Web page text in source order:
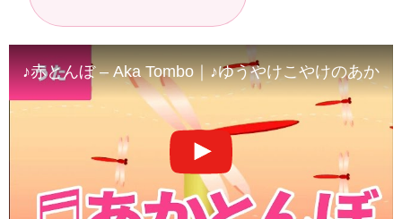
♪赤とんぼ – Aka Tombo｜♪ゆうやけこやけのあか